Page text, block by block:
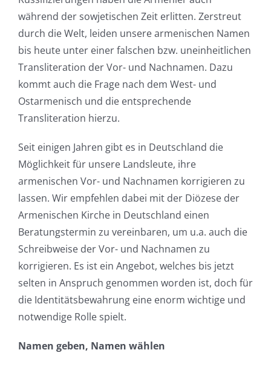
während der sowjetischen Zeit erlitten. Zerstreut
durch die Welt, leiden unsere armenischen Namen
bis heute unter einer falschen bzw. uneinheitlichen
Transliteration der Vor- und Nachnamen. Dazu
kommt auch die Frage nach dem West- und
Ostarmenisch und die entsprechende
Transliteration hierzu.
Seit einigen Jahren gibt es in Deutschland die
Möglichkeit für unsere Landsleute, ihre
armenischen Vor- und Nachnamen korrigieren zu
lassen. Wir empfehlen dabei mit der Diözese der
Armenischen Kirche in Deutschland einen
Beratungstermin zu vereinbaren, um u.a. auch die
Schreibweise der Vor- und Nachnamen zu
korrigieren. Es ist ein Angebot, welches bis jetzt
selten in Anspruch genommen worden ist, doch für
die Identitätsbewahrung eine enorm wichtige und
notwendige Rolle spielt.
Namen geben, Namen wählen